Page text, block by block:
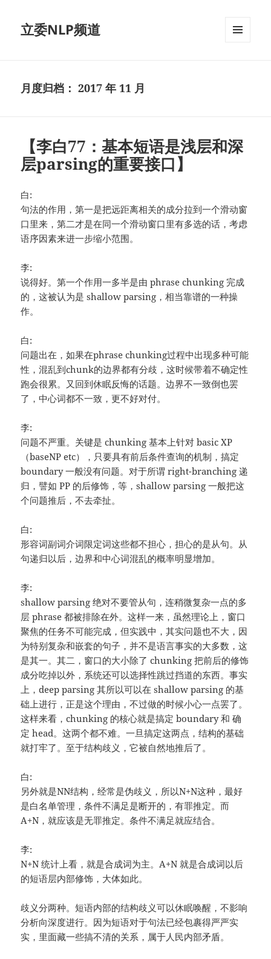
立委NLP频道
月度归档：2017 年 11 月
【李白77：基本短语是浅层和深
层parsing的重要接口】
白:
句法的作用，第一是把远距离相关的成分拉到一个滑动窗
口里来，第二才是在同一个滑动窗口里有多选的话，考虑
语序因素来进一步缩小范围。
李:
说得好。第一个作用一多半是由 phrase chunking 完成
的，这被认为是 shallow parsing，相当靠谱的一种操
作。
白:
问题出在，如果在phrase chunking过程中出现多种可能
性，混乱到chunk的边界都有分歧，这时候带着不确定性
跑会很累。又回到休眠反悔的话题。边界不一致倒也罢
了，中心词都不一致，更不好对付。
李:
问题不严重。关键是 chunking 基本上针对 basic XP
（baseNP etc），只要具有前后条件查询的机制，搞定
boundary 一般没有问题。对于所谓 right-branching 递
归，譬如 PP 的后修饰，等，shallow parsing 一般把这
个问题推后，不去牵扯。
白:
形容词副词介词限定词这些都不担心，担心的是从句。从
句递归以后，边界和中心词混乱的概率明显增加。
李:
shallow parsing 绝对不要管从句，连稍微复杂一点的多
层 phrase 都被排除在外。这样一来，虽然理论上，窗口
聚焦的任务不可能完成，但实践中，其实问题也不大，因
为特别复杂和嵌套的句子，并不是语言事实的大多数，这
是其一。其二，窗口的大小除了 chunking 把前后的修饰
成分吃掉以外，系统还可以选择性跳过挡道的东西。事实
上，deep parsing 其所以可以在 shallow parsing 的基
础上进行，正是这个理由，不过做的时候小心一点罢了。
这样来看，chunking 的核心就是搞定 boundary 和 确
定 head。这两个都不难。一旦搞定这两点，结构的基础
就打牢了。至于结构歧义，它被自然地推后了。
白:
另外就是NN结构，经常是伪歧义，所以N+N这种，最好
是白名单管理，条件不满足是断开的，有罪推定。而
A+N，就应该是无罪推定。条件不满足就应结合。
李:
N+N 统计上看，就是合成词为主。A+N 就是合成词以后
的短语层内部修饰，大体如此。
歧义分两种。短语内部的结构歧义可以休眠唤醒，不影响
分析向深度进行。因为短语对于句法已经包裹得严严实
实，里面藏一些搞不清的关系，属于人民内部矛盾。